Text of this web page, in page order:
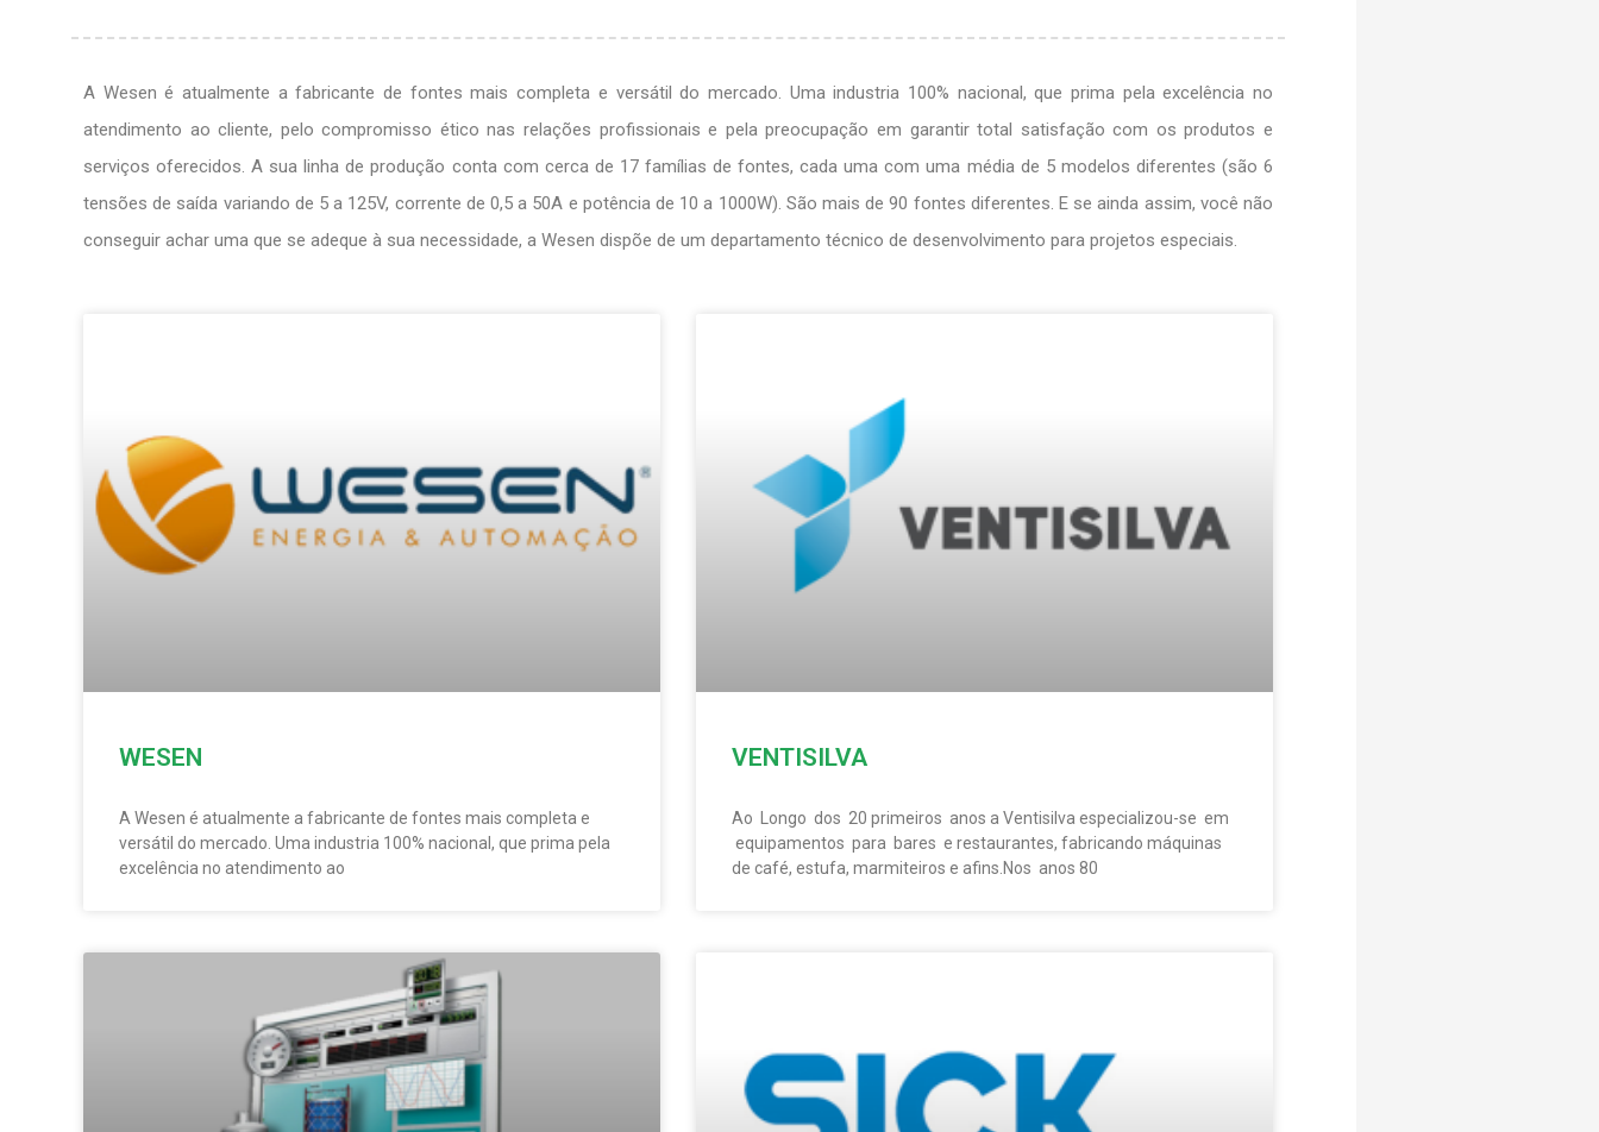
A Wesen é atualmente a fabricante de fontes mais completa e versátil do mercado. Uma industria 100% nacional, que prima pela excelência no
atendimento ao cliente, pelo compromisso ético nas relações profissionais e pela preocupação em garantir total satisfação com os produtos e
serviços oferecidos. A sua linha de produção conta com cerca de 17 famílias de fontes, cada uma com uma média de 5 modelos diferentes (são 6
tensões de saída variando de 5 a 125V, corrente de 0,5 a 50A e potência de 10 a 1000W). São mais de 90 fontes diferentes. E se ainda assim, você não
conseguir achar uma que se adeque à sua necessidade, a Wesen dispõe de um departamento técnico de desenvolvimento para projetos especiais.
WESEN
A Wesen é atualmente a fabricante de fontes mais completa e
versátil do mercado. Uma industria 100% nacional, que prima pela
excelência no atendimento ao
VENTISILVA
Ao Longo dos 20 primeiros anos a Ventisilva especializou-se em
equipamentos para bares e restaurantes, fabricando máquinas
de café, estufa, marmiteiros e afins.Nos anos 80